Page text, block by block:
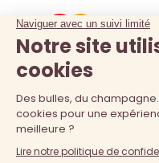
La vente d'alcool est
d'alcool est dangereux